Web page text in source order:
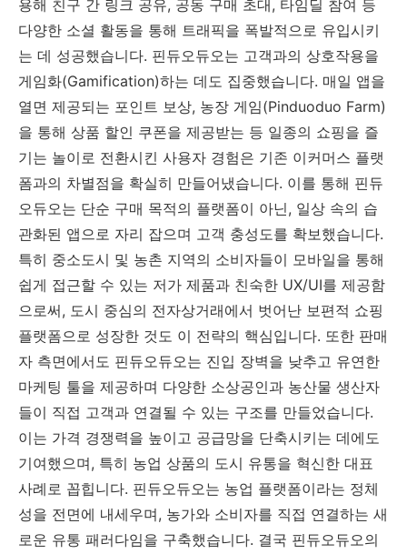
용해 친구 간 링크 공유, 공동 구매 초대, 타임딜 참여 등
다양한 소셜 활동을 통해 트래픽을 폭발적으로 유입시키
는 데 성공했습니다. 핀듀오듀오는 고객과의 상호작용을
게임화(Gamification)하는 데도 집중했습니다. 매일 앱을
열면 제공되는 포인트 보상, 농장 게임(Pinduoduo Farm)
을 통해 상품 할인 쿠폰을 제공받는 등 일종의 쇼핑을 즐
기는 놀이로 전환시킨 사용자 경험은 기존 이커머스 플랫
폼과의 차별점을 확실히 만들어냈습니다. 이를 통해 핀듀
오듀오는 단순 구매 목적의 플랫폼이 아닌, 일상 속의 습
관화된 앱으로 자리 잡으며 고객 충성도를 확보했습니다.
특히 중소도시 및 농촌 지역의 소비자들이 모바일을 통해
쉽게 접근할 수 있는 저가 제품과 친숙한 UX/UI를 제공함
으로써, 도시 중심의 전자상거래에서 벗어난 보편적 쇼핑
플랫폼으로 성장한 것도 이 전략의 핵심입니다. 또한 판매
자 측면에서도 핀듀오듀오는 진입 장벽을 낮추고 유연한
마케팅 툴을 제공하며 다양한 소상공인과 농산물 생산자
들이 직접 고객과 연결될 수 있는 구조를 만들었습니다.
이는 가격 경쟁력을 높이고 공급망을 단축시키는 데에도
기여했으며, 특히 농업 상품의 도시 유통을 혁신한 대표
사례로 꼽힙니다. 핀듀오듀오는 농업 플랫폼이라는 정체
성을 전면에 내세우며, 농가와 소비자를 직접 연결하는 새
로운 유통 패러다임을 구축했습니다. 결국 핀듀오듀오의